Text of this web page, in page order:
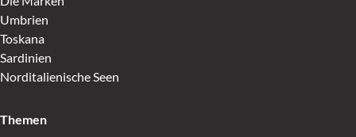
Umbrien
Toskana
Sardinien
Norditalienische Seen
Themen